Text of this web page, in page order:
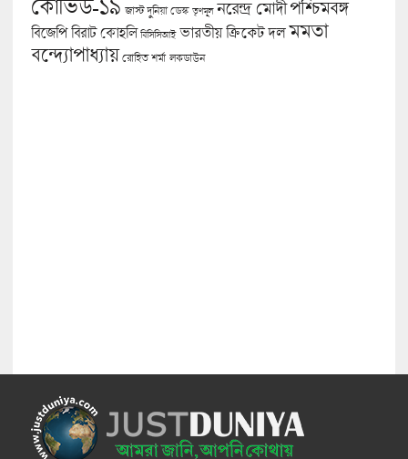
কোভিড-১৯ জাস্ট দুনিয়া ডেস্ক তৃণমূল নরেন্দ্র মোদী পশ্চিমবঙ্গ
বিজেপি বিরাট কোহলি বিসিসিআই ভারতীয় ক্রিকেট দল মমতা
বন্দ্যোপাধ্যায় রোহিত শর্মা লকডাউন